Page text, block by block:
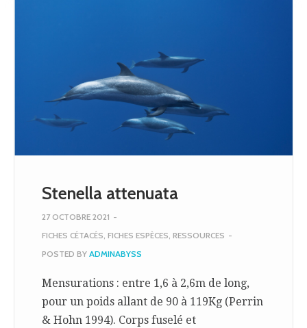
Stenella attenuata
27 OCTOBRE 2021 -
FICHES CÉTACÉS, FICHES ESPÈCES, RESSOURCES -
POSTED BY ADMINABYSS
Mensurations : entre 1,6 à 2,6m de long,
pour un poids allant de 90 à 119Kg (Perrin
& Hohn 1994). Corps fuselé et